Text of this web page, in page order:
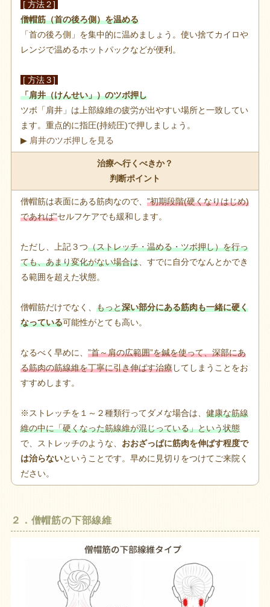
[ 方法２]
僧帽筋（首の後ろ側）を温める
「首の後ろ側」を集中的に温めましょう。使い捨てカイロや
レンジで温めるホットパックなどが便利。
[ 方法３]
「肩井（けんせい」）のツボ押し
ツボ「肩井」は上部線維の疲労が出やすい場所と一致してい
ます。重点的に指圧(持続圧)で押しましょう。
▶ 肩井のツボ押しを見る
治療へ行くべきか？
判断ポイント
僧帽筋は表面にある筋肉なので、 ”初期段階(硬くなりはじめ)
であれば”セルフケアでも緩和します。
ただし、上記３つ（ストレッチ・温める・ツボ押し）を行っ
ても、あまり変化がない場合は、すでに自分でなんとかでき
る範囲を超えた状態。
僧帽筋だけでなく、 もっと深い部分にある筋肉も一緒に硬く
なっている可能性がとても高い。
なるべく早めに、 ”首～肩の広範囲”を鍼を使って、深部にあ
る筋肉の筋線維を丁寧に引き伸ばす治療してしまうことをお
すすめします。
※ストレッチを１～２種類行ってダメな場合は、 健康な筋線
維の中に「硬くなった筋線維が混じっている」という状態
で、ストレッチのような、 おおざっぱに筋肉を伸ばす程度で
は治らないということです。早めに見切りをつけてご来院く
ださい。
２．僧帽筋の下部線維